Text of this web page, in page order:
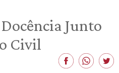
Junto
Civil